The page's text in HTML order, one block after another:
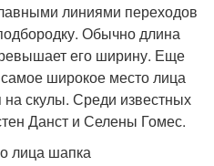
линиями переходов
Обычно длина
его ширину. Еще
широкое место лица
скулы. Среди известных
Данст и Селены Гомес.
лица шапка